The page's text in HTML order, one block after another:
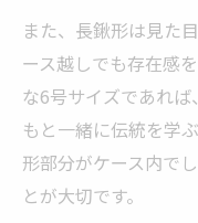
また、長鍬形は見た
ース越しでも存在感
な6号サイズであれ
もと一緒に伝統を学
形部分がケース内で
とが大切です。